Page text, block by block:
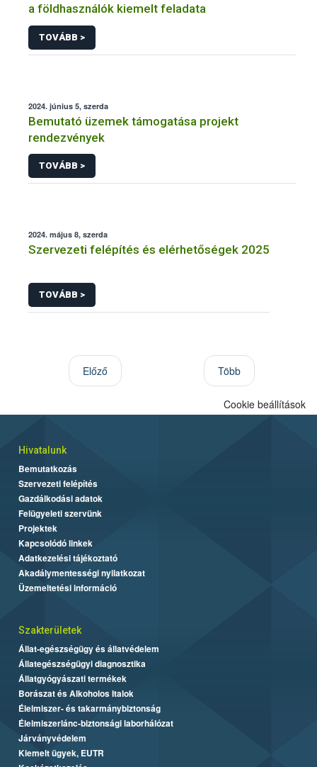
a földhasználók kiemelt feladata
TOVÁBB >
2024. június 5, szerda
Bemutató üzemek támogatása projekt
rendezvények
TOVÁBB >
2024. május 8, szerda
Szervezeti felépítés és elérhetőségek 2025
TOVÁBB >
Előző Több
Cookie beállítások
Hivatalunk
Bemutatkozás
Szervezeti felépítés
Gazdálkodási adatok
Felügyeleti szervünk
Projektek
Kapcsolódó linkek
Adatkezelési tájékoztató
Akadálymentességi nyilatkozat
Üzemeltetési információ
Szakterületek
Állat-egészségügy és állatvédelem
Állategészségügyi diagnosztika
Állatgyógyászati termékek
Borászat és Alkoholos Italok
Élelmiszer- és takarmánybiztonság
Élelmiszerlánc-biztonsági laborhálózat
Járványvédelem
Kiemelt ügyek, EUTR